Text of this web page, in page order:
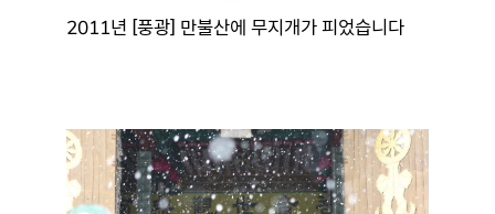
2011년 [풍광] 만불산에 무지개가 피었습니다